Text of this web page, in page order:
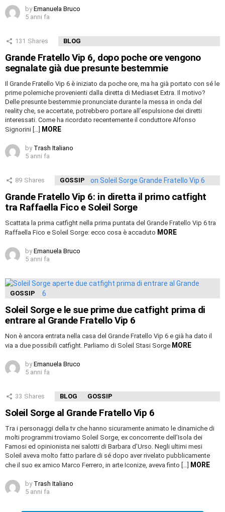
by Emanuela Bruco
5 anni fa
131 Shares BLOG
Grande Fratello Vip 6, dopo poche ore vengono
segnalate già due presunte bestemmie
Il Grande Fratello Vip 6 è iniziato da poche ore, ma ha già portato con sé le
prime polemiche provenienti dalla diretta di Mediaset Extra. Il motivo?
Delle presunte bestemmie pronunciate durante la messa in onda del
reality che, se accertate, potrebbero portare all’espulsione dei diretti
interessati. Come ha ricordato recentemente il conduttore Alfonso
Signorini […]
MORE
by Trash Italiano
5 anni fa
89 Shares GOSSIP
Grande Fratello Vip 6: in diretta il primo catfight
tra Raffaella Fico e Soleil Sorge
Scattata la prima catfight nella prima puntata del Grande Fratello Vip 6 tra
Raffaella Fico e Soleil Sorge: ecco cosa è accaduto MORE
by Emanuela Bruco
5 anni fa
GOSSIP
Soleil Sorge e le sue prime due catfight prima di
entrare al Grande Fratello Vip 6
Non è ancora entrata nella casa del Grande Fratello Vip 6 e già ha dato il
via a due possibili catfight. Parliamo di Soleil Stasi Sorge MORE
by Emanuela Bruco
5 anni fa
33 Shares BLOG GOSSIP
Soleil Sorge al Grande Fratello Vip 6
Tra i personaggi della tv che hanno sicuramente animato le dinamiche di
molti programmi troviamo Soleil Sorge, ex concorrente dell’Isola dei
Famosi ed opinionista nei salotti di Barbara d’Urso. Negli ultimi mesi
Soleil aveva molto fatto parlare di sé dopo aver rivelato pubblicamente
che il suo ex amico Marco Ferrero, in arte Iconize, aveva finto […]
MORE
by Trash Italiano
5 anni fa